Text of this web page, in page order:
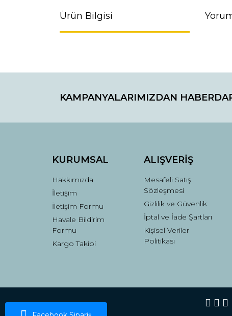
Ürün Bilgisi
Görüş ve önerileriniz için teşekkür ederiz.
Ürün resmi kalitesiz, bozuk veya
Bu ürüne benzer farklı alternatifler olmalı.
KAMPANYALARIMIZDAN
KURUMSAL
Hakkımızda
İletişim
İletişim Formu
Havale Bildirim
Formu
Kargo Takibi
ALIŞVERİŞ
Mesafeli Satış
Sözleşmesi
Gizlilik ve Güvenlik
İptal ve İade Şartları
Kişisel Veriler
Politikası